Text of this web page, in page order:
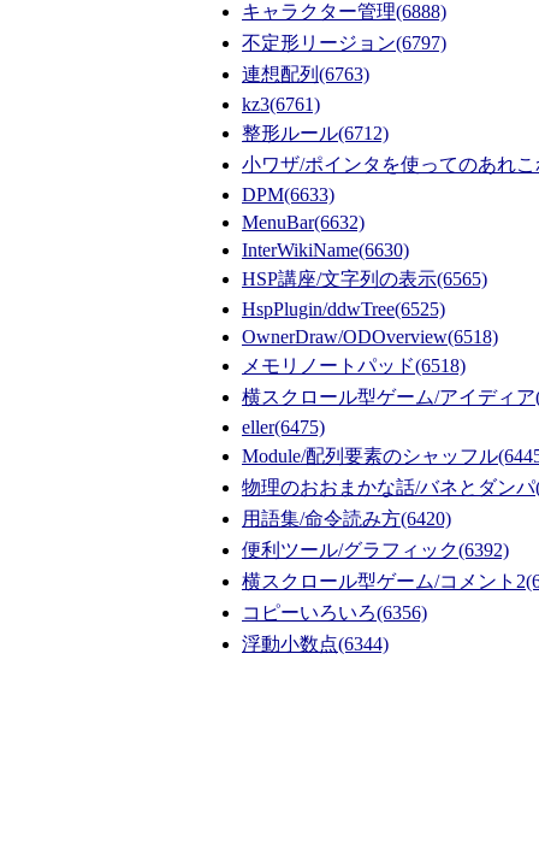
キャラクター管理(6888)
不定形リージョン(6797)
連想配列 (6763)
kz3(6761)
整形ルール(6712)
小ワザ/ポインタを使ってのあれこ
DPM(6633)
MenuBar(6632)
InterWikiName(6630)
HSP講座/文字列の表示(6565)
HspPlugin/ddwTree(6525)
OwnerDraw/ODOverview(6518)
メモリノートパッド(6518)
横スクロール型ゲーム/アイディア
eller(6475)
Module/配列要素のシャッフル
物理のおおまかな話/バネとダンパ
用語集/命令読み方(6420)
便利ツール/グラフィック(6392)
横スクロール型ゲーム/コメント2
コピーいろいろ(6356)
浮動小数点(6344)